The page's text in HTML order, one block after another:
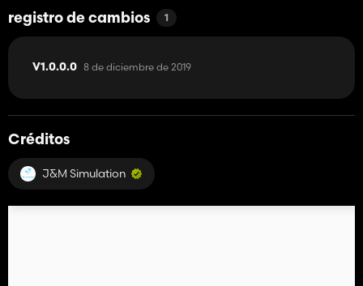
registro de cambios 1
V1.0.0.0 8 de diciembre de 2019
Créditos
J&M Simulation